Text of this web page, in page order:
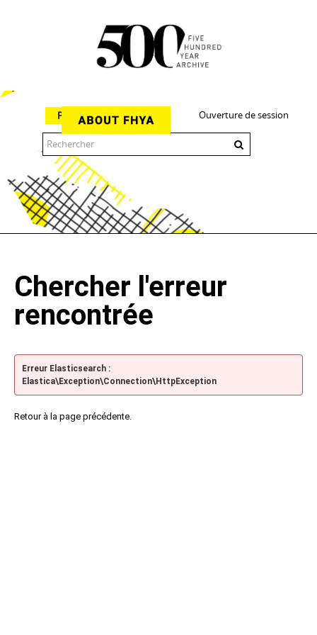
Ouverture de session
Parcourir
Chercher l'erreur
rencontrée
Erreur Elasticsearch :
Elastica\Exception\Connection\HttpException
Retour à la page précédente.